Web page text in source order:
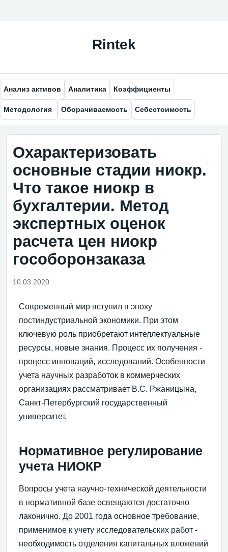
Анализ активов Аналитика Коэффициенты
Методология Оборачиваемость Себестоимость
Охарактеризовать
основные стадии ниокр.
Что такое ниокр в
бухгалтерии. Метод
экспертных оценок
расчета цен ниокр
гособоронзаказа
10.03.2020
Современный мир вступил в эпоху
постиндустриальной экономики. При этом
ключевую роль приобретают интеллектуальные
ресурсы, новые знания. Процесс их получения -
процесс инноваций, исследований. Особенности
учета научных разработок в коммерческих
организациях рассматривает В.С. Ржаницына,
Санкт-Петербургский государственный
университет.
Нормативное регулирование
учета НИОКР
Вопросы учета научно-технической деятельности
в нормативной базе освещаются достаточно
лаконично. До 2001 года основное требование,
применимое к учету исследовательских работ -
необходимость отделения капитальных вложений